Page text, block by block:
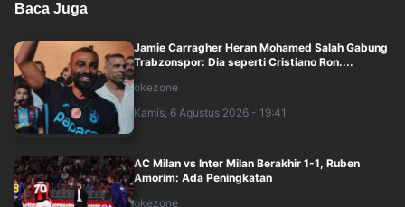
Baca Juga
Jamie Carragher Heran Mohamed Salah Gabung
Trabzonspor: Dia seperti Cristiano Ron....
okezone
Kamis, 6 Agustus 2026 - 19:41
AC Milan vs Inter Milan Berakhir 1-1, Ruben
Amorim: Ada Peningkatan
okezone